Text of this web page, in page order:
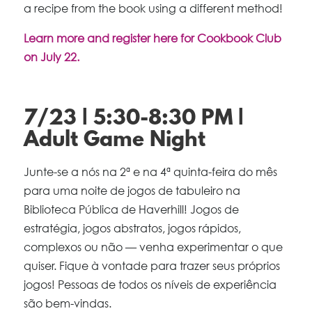
a recipe from the book using a different method!
Learn more and register here for Cookbook Club
on July 22.
7/23 | 5:30-8:30 PM |
Adult Game Night
Junte-se a nós na 2ª e na 4ª quinta-feira do mês
para uma noite de jogos de tabuleiro na
Biblioteca Pública de Haverhill! Jogos de
estratégia, jogos abstratos, jogos rápidos,
complexos ou não — venha experimentar o que
quiser. Fique à vontade para trazer seus próprios
jogos! Pessoas de todos os níveis de experiência
são bem-vindas.